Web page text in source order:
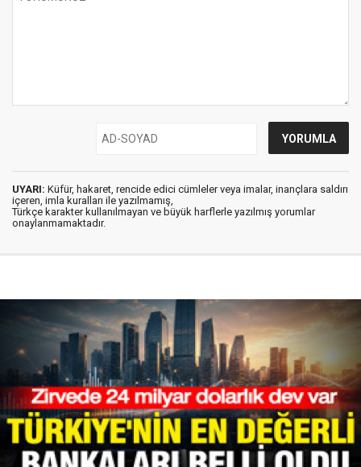
UYARI: Küfür, hakaret, rencide edici cümleler veya imalar, inançlara saldırı
içeren, imla kuralları ile yazılmamış,
Türkçe karakter kullanılmayan ve büyük harflerle yazılmış yorumlar
onaylanmamaktadır.